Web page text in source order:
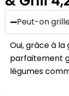
Peut-on
Oui, grâce à la
parfaitement
légumes